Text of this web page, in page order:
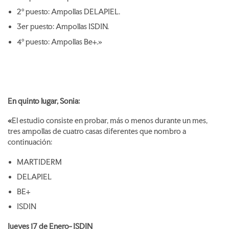
2º puesto: Ampollas DELAPIEL.
3er puesto: Ampollas ISDIN.
4º puesto: Ampollas Be+.»
En quinto lugar, Sonia:
«El estudio consiste en probar, más o menos durante un mes,
tres ampollas de cuatro casas diferentes que nombro a
continuación:
MARTIDERM
DELAPIEL
BE+
ISDIN
Jueves 17 de Enero- ISDIN